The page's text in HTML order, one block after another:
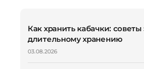
Как хранить кабачки: советы
длительному хранению
03.08.2026